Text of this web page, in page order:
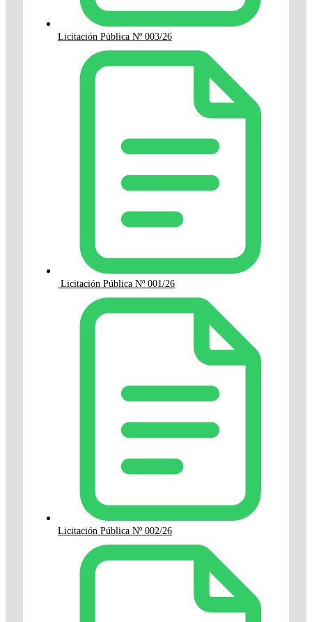
Licitación Pública Nº 003/26
Licitación Pública Nº 001/26
Licitación Pública Nº 002/26